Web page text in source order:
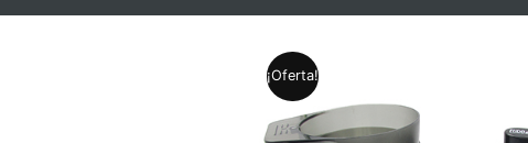
¡Oferta!